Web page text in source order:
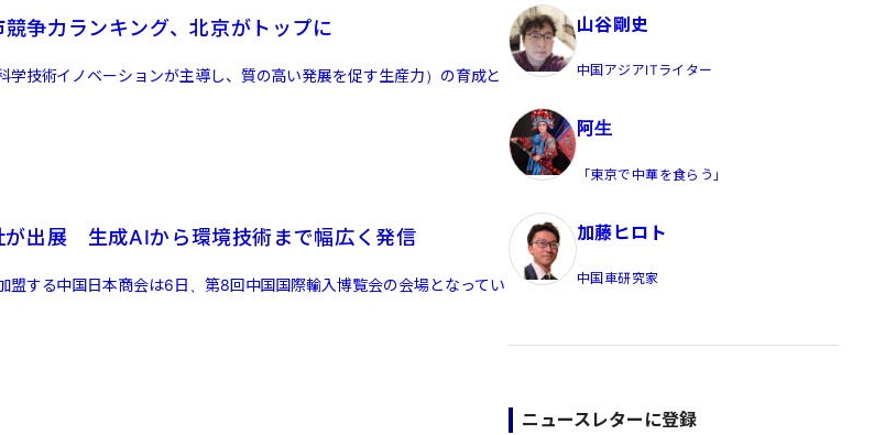
争力ランキング、北京がトップに
学技術イノベーションが主導し、質の高い発展を促す生産力）の育成と
出展 生成AIから環境技術まで幅広く発信
盟する中国日本商会は6日、第8回中国国際輸入博覧会の会場となってい
山谷剛史
中国アジアITライター
阿生
「東京で中華を食らう」
加藤ヒロト
中国車研究家
ニュースレターに登録